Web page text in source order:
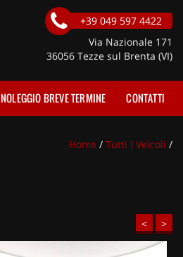
+39 049 597 4422
Via Nazionale 171
36056 Tezze sul Brenta (VI)
NOLEGGIO BREVE TERMINE CONTATTI
Home / Tutti I Veicoli /
< >